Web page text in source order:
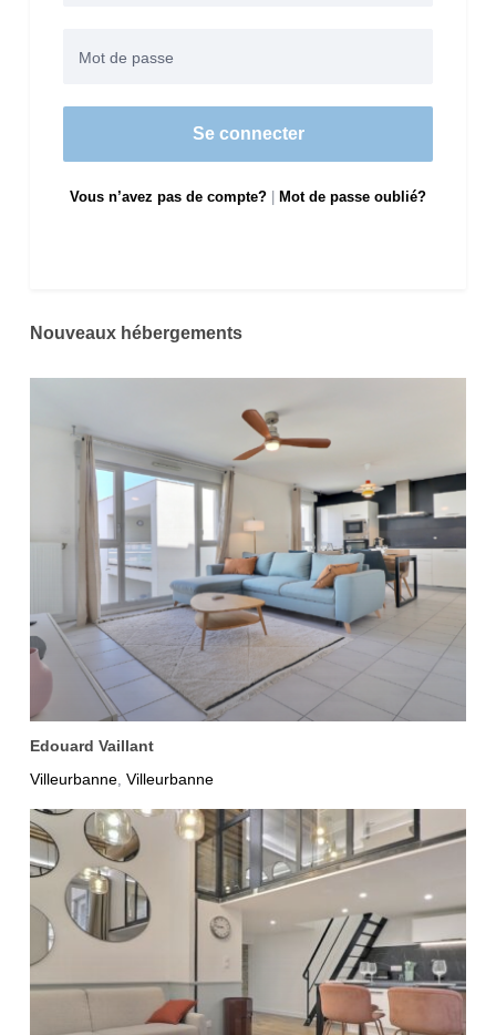
Se connecter
Vous n’avez pas de compte? Mot de passe oublié?
Nouveaux hébergements
Edouard Vaillant
Villeurbanne Villeurbanne